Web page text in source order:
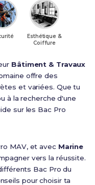
Esthétique &
Coiffure
Bâtiment & Travaux
offre des
et variées. Que tu
à la recherche d'une
sur les Bac Pro
MAV, et avec Marine
vers la réussite.
Bac Pro du
pour choisir ta